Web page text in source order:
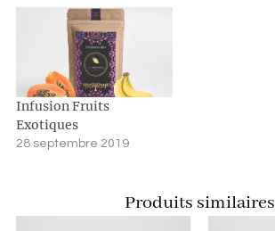
Infusion Fruits
Exotiques
28 septembre 2019
Produits similaires